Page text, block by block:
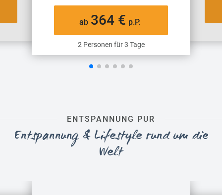
ab 364 € p.P.
2 Personen für 3 Tage
ENTSPANNUNG PUR
Entspannung & Lifestyle rund um die
Welt